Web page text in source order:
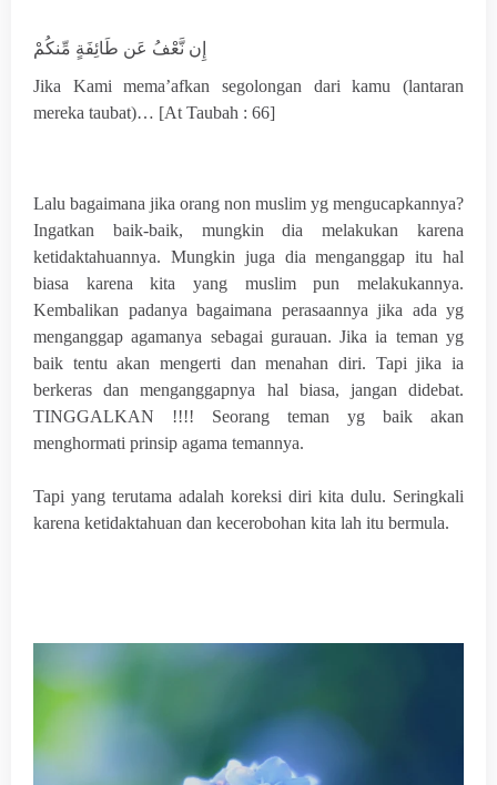
إِن نَّعْفُ عَن طَائِفَةٍ مِّنكُمْ
Jika Kami mema’afkan segolongan dari kamu (lantaran
mereka taubat)… [At Taubah : 66]
Lalu bagaimana jika orang non muslim yg mengucapkannya?
Ingatkan baik-baik, mungkin dia melakukan karena
ketidaktahuannya. Mungkin juga dia menganggap itu hal
biasa karena kita yang muslim pun melakukannya.
Kembalikan padanya bagaimana perasaannya jika ada yg
menganggap agamanya sebagai gurauan. Jika ia teman yg
baik tentu akan mengerti dan menahan diri. Tapi jika ia
berkeras dan menganggapnya hal biasa, jangan didebat.
TINGGALKAN !!!! Seorang teman yg baik akan
menghormati prinsip agama temannya.
Tapi yang terutama adalah koreksi diri kita dulu. Seringkali
karena ketidaktahuan dan kecerobohan kita lah itu bermula.